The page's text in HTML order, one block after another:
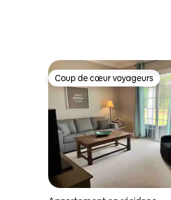
Coup de cœur voyageurs
Coup de cœur voyageurs